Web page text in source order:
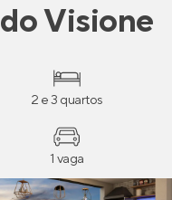
doVisione
2 e 3 quartos
1 vaga